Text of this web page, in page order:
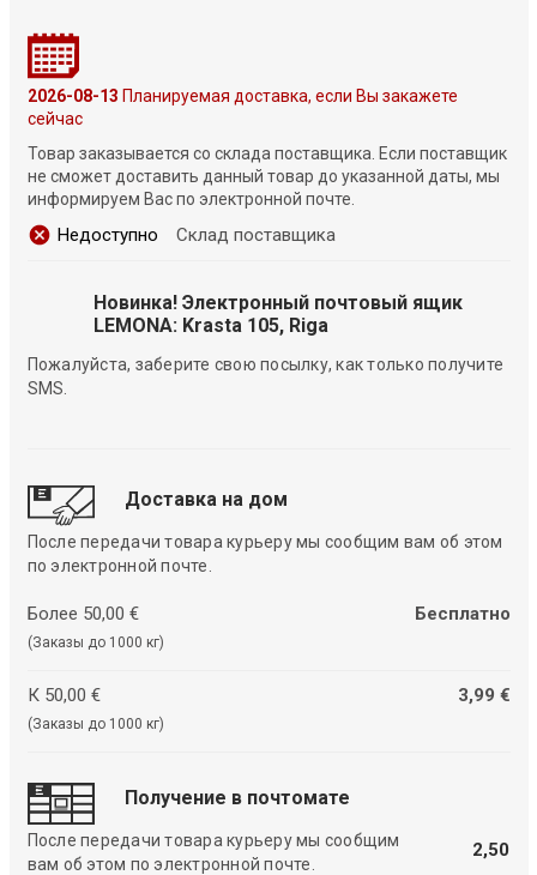
2026-08-13 Планируемая доставка, если Вы закажете
сейчас
Товар заказывается со склада поставщика. Если поставщик
не сможет доставить данный товар до указанной даты, мы
информируем Вас по электронной почте.
Недоступно Склад поставщика
Новинка! Электронный почтовый ящик
LEMONA: Krasta 105, Riga
Пожалуйста, заберите свою посылку, как только получите
SMS.
Доставка на дом
После передачи товара курьеру мы сообщим вам об этом
по электронной почте.
Более 50,00 €
(Заказы до 1000 кг)
Бесплатно
К 50,00 €
(Заказы до 1000 кг)
3,99 €
Получение в почтомате
После передачи товара курьеру мы сообщим
вам об этом по электронной почте.
2,50